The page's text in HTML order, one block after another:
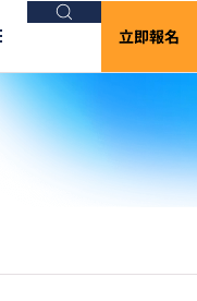
搜尋
立即報名